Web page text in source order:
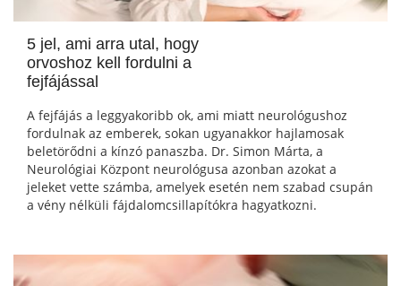
5 jel, ami arra utal, hogy
orvoshoz kell fordulni a
fejfájással
A fejfájás a leggyakoribb ok, ami miatt neurológushoz
fordulnak az emberek, sokan ugyanakkor hajlamosak
beletörődni a kínzó panaszba. Dr. Simon Márta, a
Neurológiai Központ neurológusa azonban azokat a
jeleket vette számba, amelyek esetén nem szabad csupán
a vény nélküli fájdalomcsillapítókra hagyatkozni.